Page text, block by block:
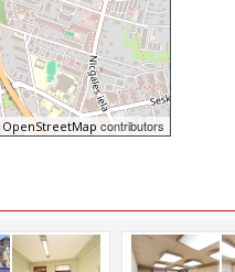
OpenStreetMapcontributors